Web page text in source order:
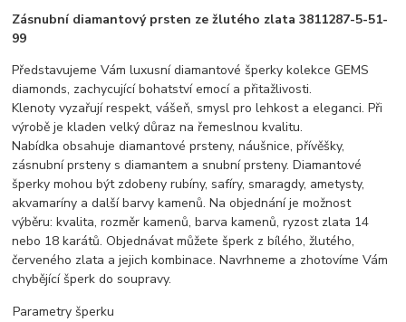
Zásnubní diamantový prsten ze žlutého zlata 3811287-5-51-
99
Představujeme Vám luxusní diamantové šperky kolekce GEMS
diamonds, zachycující bohatství emocí a přitažlivosti.
Klenoty vyzařují respekt, vášeň, smysl pro lehkost a eleganci. Při
výrobě je kladen velký důraz na řemeslnou kvalitu.
Nabídka obsahuje diamantové prsteny, náušnice, přívěšky,
zásnubní prsteny s diamantem a snubní prsteny. Diamantové
šperky mohou být zdobeny rubíny, safíry, smaragdy, ametysty,
akvamaríny a další barvy kamenů. Na objednání je možnost
výběru: kvalita, rozměr kamenů, barva kamenů, ryzost zlata 14
nebo 18 karátů. Objednávat můžete šperk z bílého, žlutého,
červeného zlata a jejich kombinace. Navrhneme a zhotovíme Vám
chybějící šperk do soupravy.
Parametry šperku